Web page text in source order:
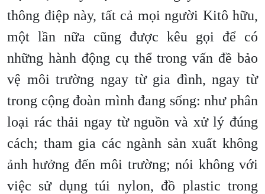
thông điệp này, tất cả mọi người Kitô hữu,
một lần nữa cũng được kêu gọi để có
những hành động cụ thể trong vấn đề bảo
vệ môi trường ngay từ gia đình, ngay từ
trong cộng đoàn mình đang sống: như phân
loại rác thải ngay từ nguồn và xử lý đúng
cách; tham gia các ngành sản xuất không
ảnh hưởng đến môi trường; nói không với
việc sử dụng túi nylon, đồ plastic trong